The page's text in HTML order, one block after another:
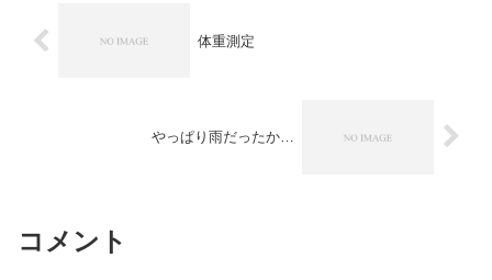
体重測定
やっぱり雨だったか…
コメント